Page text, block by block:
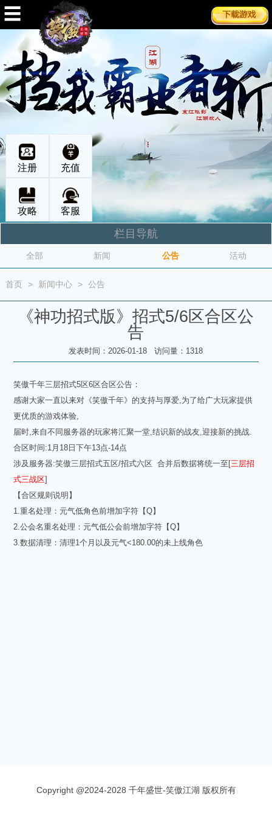
☰
注册 充值
攻略 客服
栏目导航
全部 新闻 公告 活动
首页 > 新闻中心 > 公告
《神功招式版》招式5/6区合区公
告
发表时间：2026-01-18 访问量：1318
笑傲千年三层招式5区6区合区公告：
感谢大家一直以来对《笑傲千年》的支持与厚爱,为了给广大玩家提供
更优质的游戏体验,
届时,来自不同服务器的玩家将汇聚一堂,结识新的战友,迎接新的挑战.
合区时间:1月18日下午13点-14点
涉及服务器:笑傲三层招式五区/招式六区 合并后数据将统一至[三层招
式三战区]
【合区规则说明】
1.重名处理：元气低角色前增加字符【Q】
2.公会名重名处理： 元气低公会前增加字符【Q】
3.数据清理：清理1个月以及元气<180.00的未上线角色
Copyright @2024-2028 千年盛世-笑傲江湖 版权所有